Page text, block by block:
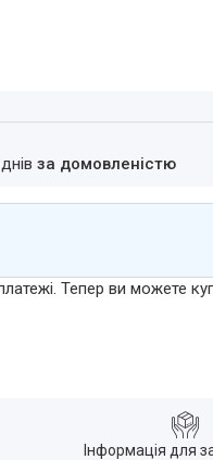
за домовленістю
Тепер ви можете
Інформація для